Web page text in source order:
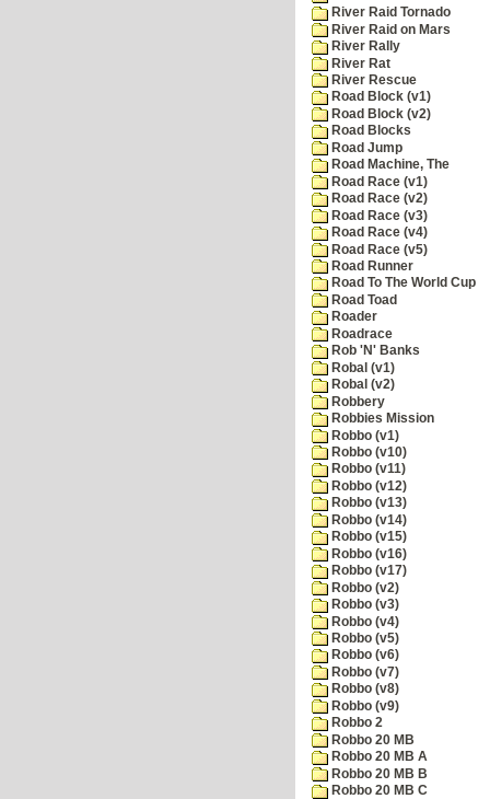
River Raid Tornado
River Raid on Mars
River Rally
River Rat
River Rescue
Road Block (v1)
Road Block (v2)
Road Blocks
Road Jump
Road Machine, The
Road Race (v1)
Road Race (v2)
Road Race (v3)
Road Race (v4)
Road Race (v5)
Road Runner
Road To The World Cup
Road Toad
Roader
Roadrace
Rob 'N' Banks
Robal (v1)
Robal (v2)
Robbery
Robbies Mission
Robbo (v1)
Robbo (v10)
Robbo (v11)
Robbo (v12)
Robbo (v13)
Robbo (v14)
Robbo (v15)
Robbo (v16)
Robbo (v17)
Robbo (v2)
Robbo (v3)
Robbo (v4)
Robbo (v5)
Robbo (v6)
Robbo (v7)
Robbo (v8)
Robbo (v9)
Robbo 2
Robbo 20 MB
Robbo 20 MB A
Robbo 20 MB B
Robbo 20 MB C